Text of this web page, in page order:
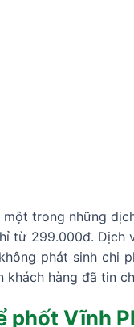
trong những
từ 299.000đ. Dịch
phát sinh
hàng đã tin
phốt Vĩnh